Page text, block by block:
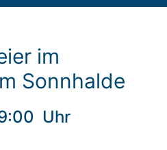
im
Sonnhalde
Uhr